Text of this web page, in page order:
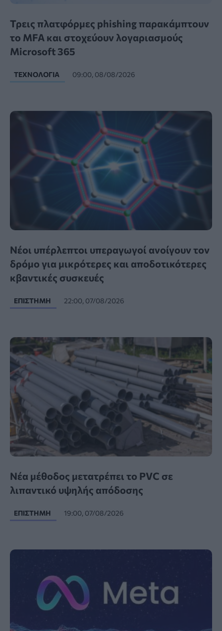
Τρεις πλατφόρμες phishing παρακάμπτουν
το MFA και στοχεύουν λογαριασμούς
Microsoft 365
ΤΕΧΝΟΛΟΓΊΑ 09:00, 08/08/2026
Νέοι υπέρλεπτοι υπεραγωγοί ανοίγουν τον
δρόμο για μικρότερες και αποδοτικότερες
κβαντικές συσκευές
ΕΠΙΣΤΉΜΗ 22:00, 07/08/2026
Νέα μέθοδος μετατρέπει το PVC σε
λιπαντικό υψηλής απόδοσης
ΕΠΙΣΤΉΜΗ 19:00, 07/08/2026